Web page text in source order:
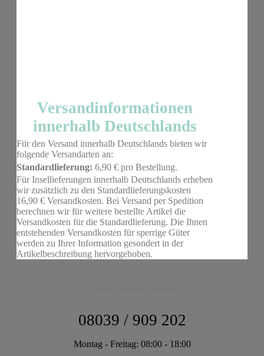
Versandinformationen
innerhalb Deutschlands
Für den Versand innerhalb Deutschlands bieten wir
folgende Versandarten an:
Standardlieferung: 6,90 € pro Bestellung.
Für Insellieferungen innerhalb Deutschlands erheben
wir zusätzlich zu den Standardlieferungskosten
16,90 € Versandkosten. Bei Versand per Spedition
berechnen wir für weitere bestellte Artikel die
Versandkosten für die Standardlieferung. Die Ihnen
entstehenden Versandkosten für sperrige Güter
werden zu Ihrer Information gesondert in der
Artikelbeschreibung hervorgehoben.
08039 / 909 202
Montag - Freitag: 08:00 - 18:00